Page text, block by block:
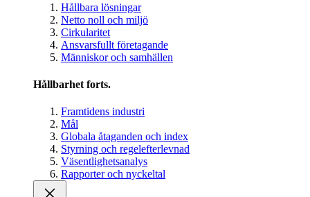
Hållbara lösningar
Netto noll och miljö
Cirkularitet
Ansvarsfullt företagande
Människor och samhällen
Hållbarhet forts.
Framtidens industri
Mål
Globala åtaganden och index
Styrning och regelefterlevnad
Väsentlighetsanalys
Rapporter och nyckeltal